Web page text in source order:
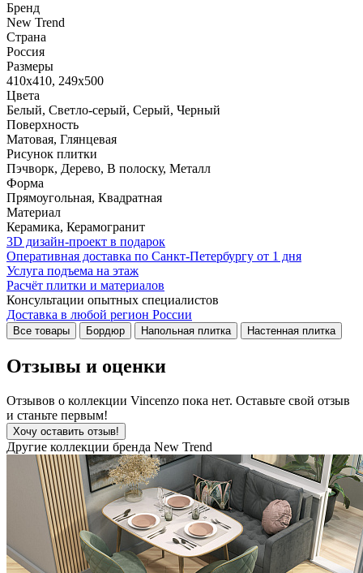
Бренд
New Trend
Страна
Россия
Размеры
410x410, 249x500
Цвета
Белый, Светло-серый, Серый, Черный
Поверхность
Матовая, Глянцевая
Рисунок плитки
Пэчворк, Дерево, В полоску, Металл
Форма
Прямоугольная, Квадратная
Материал
Керамика, Керамогранит
3D дизайн-проект в подарок
Оперативная доставка по Санкт-Петербургу от 1 дня
Услуга подъема на этаж
Расчёт плитки и материалов
Консультации опытных специалистов
Доставка в любой регион России
Все товары Бордюр Напольная плитка Настенная плитка
Отзывы и оценки
Отзывов о коллекции Vincenzo пока нет. Оставьте свой отзыв
и станьте первым!
Хочу оставить отзыв!
Другие коллекции бренда New Trend